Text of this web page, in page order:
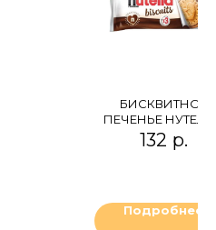
БИСКВИТНОЕ
ПЕЧЕНЬЕ
132 р.
Подробнее